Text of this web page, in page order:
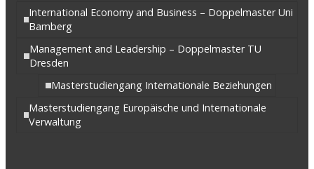
International Economy and Business – Doppelmaster Uni
Bamberg
Management and Leadership – Doppelmaster TU
Dresden
Masterstudiengang Internationale Beziehungen
Masterstudiengang Europäische und Internationale
Verwaltung